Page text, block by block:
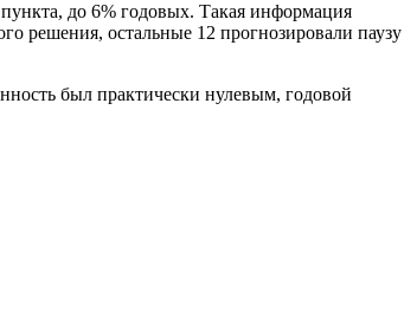
до 6% годовых. Такая информация
решения, остальные 12 прогнозировали паузу
был практически нулевым, годовой